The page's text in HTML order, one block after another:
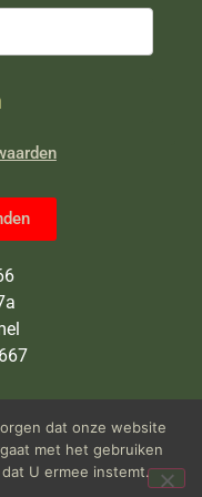
en met
5 uur
dat onze website
met het gebruiken
U ermee instemt.